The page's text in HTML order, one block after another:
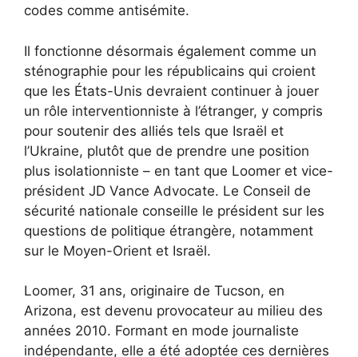
codes comme antisémite.
Il fonctionne désormais également comme un
sténographie pour les républicains qui croient
que les États-Unis devraient continuer à jouer
un rôle interventionniste à l’étranger, y compris
pour soutenir des alliés tels que Israël et
l’Ukraine, plutôt que de prendre une position
plus isolationniste – en tant que Loomer et vice-
président JD Vance Advocate. Le Conseil de
sécurité nationale conseille le président sur les
questions de politique étrangère, notamment
sur le Moyen-Orient et Israël.
Loomer, 31 ans, originaire de Tucson, en
Arizona, est devenu provocateur au milieu des
années 2010. Formant en mode journaliste
indépendante, elle a été adoptée ces dernières